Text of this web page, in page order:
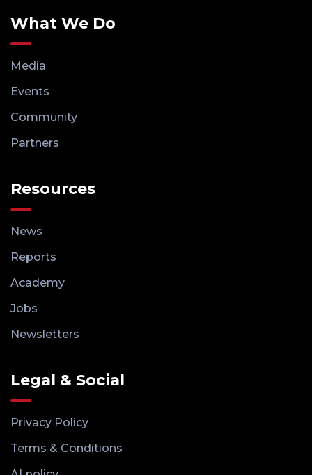
What We Do
Media
Events
Community
Partners
Resources
News
Reports
Academy
Jobs
Newsletters
Legal & Social
Privacy Policy
Terms & Conditions